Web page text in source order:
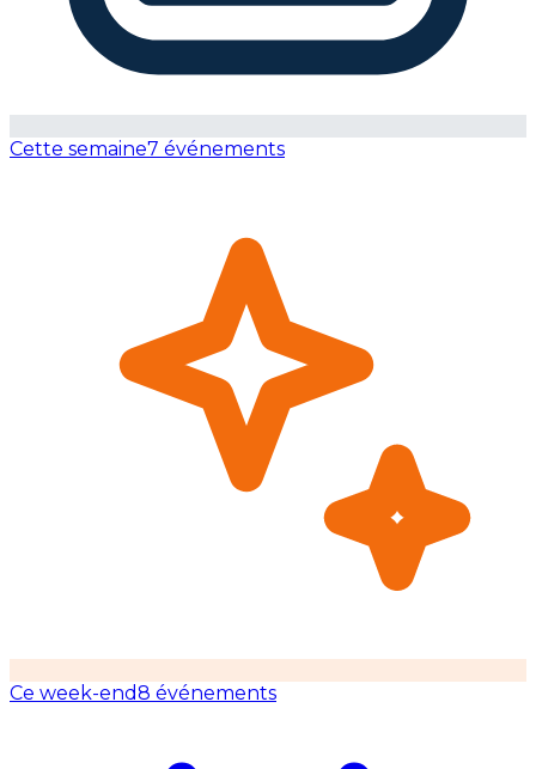
Cette semaine7 événements
Ce week-end8 événements